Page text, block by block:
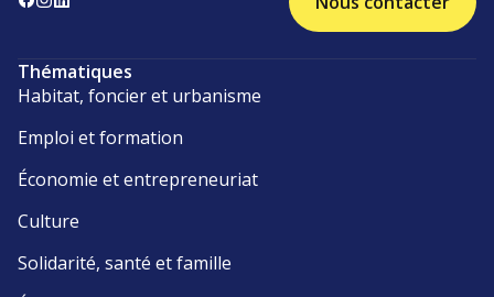
Thématiques
Habitat, foncier et urbanisme
Emploi et formation
Économie et entrepreneuriat
Culture
Solidarité, santé et famille